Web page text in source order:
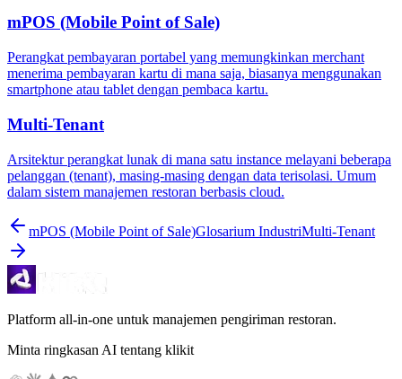
mPOS (Mobile Point of Sale)
Perangkat pembayaran portabel yang memungkinkan merchant
menerima pembayaran kartu di mana saja, biasanya menggunakan
smartphone atau tablet dengan pembaca kartu.
Multi-Tenant
Arsitektur perangkat lunak di mana satu instance melayani beberapa
pelanggan (tenant), masing-masing dengan data terisolasi. Umum
dalam sistem manajemen restoran berbasis cloud.
mPOS (Mobile Point of Sale)Glosarium IndustriMulti-Tenant
Platform all-in-one untuk manajemen pengiriman restoran.
Minta ringkasan AI tentang klikit